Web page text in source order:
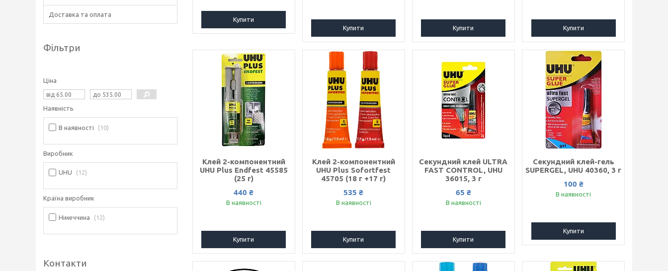
Купити
Купити Купити Купити
Клей 2-компонентний
UHU Plus Endfest 45585
(25 г)
440 ₴
В наявності
Купити
Клей 2-компонентний
UHU Plus Sofortfest
45705 (18 г +17 г)
535 ₴
В наявності
Купити
Секундний клей ULTRA
FAST CONTROL, UHU
36015, 3 г
65 ₴
В наявності
Купити
Секундний клей-гель
SUPERGEL, UHU 40360, 3 г
100 ₴
В наявності
Купити
Доставка та оплата
Фільтри
Ціна
Наявність
В наявності 10
Виробник
UHU 12
Країна виробник
Німеччина 12
Контакти